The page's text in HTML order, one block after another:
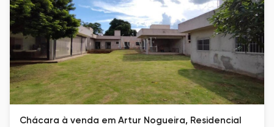
Chácara à venda em Artur Nogueira, Residencial